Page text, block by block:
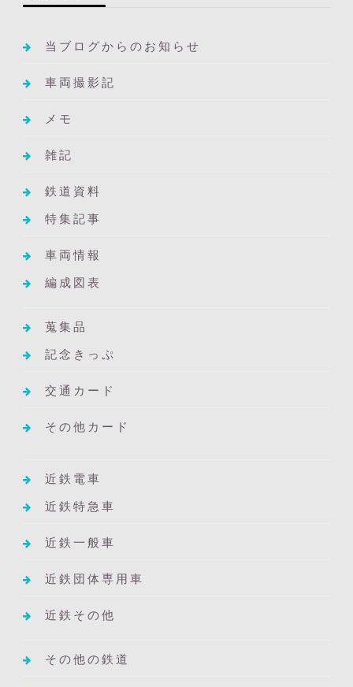
当ブログからのお知らせ
車両撮影記
メモ
雑記
鉄道資料
特集記事
車両情報
編成図表
蒐集品
記念きっぷ
交通カード
その他カード
近鉄電車
近鉄特急車
近鉄一般車
近鉄団体専用車
近鉄その他
その他の鉄道